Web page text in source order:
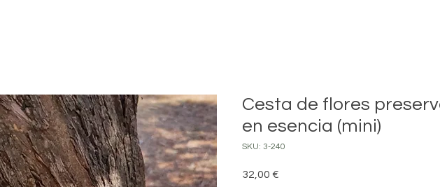
Cesta de flores
en esencia (mini)
SKU: 3-240
32,00 €